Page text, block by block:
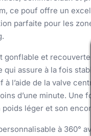
ce pouf offre un
parfaite pour les
gonflable et
qui assure à la fois
l’aide de la valve
d’une minute. Une
léger et son
à 360°